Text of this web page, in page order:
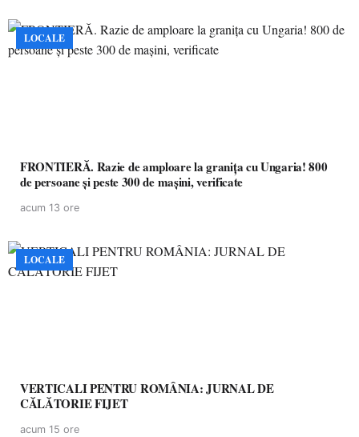
LOCALE
FRONTIERĂ. Razie de amploare la granița cu Ungaria! 800
de persoane și peste 300 de mașini, verificate
acum 13 ore
LOCALE
VERTICALI PENTRU ROMÂNIA: JURNAL DE
CĂLĂTORIE FIJET
acum 15 ore